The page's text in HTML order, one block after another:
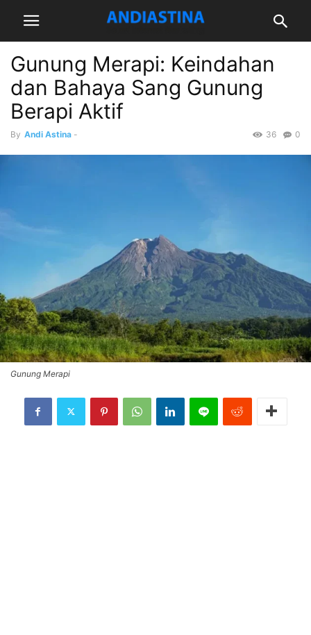
Gunung Merapi: Keindahan
dan Bahaya Sang Gunung
Berapi Aktif
By Andi Astina - 0
36
Gunung Merapi